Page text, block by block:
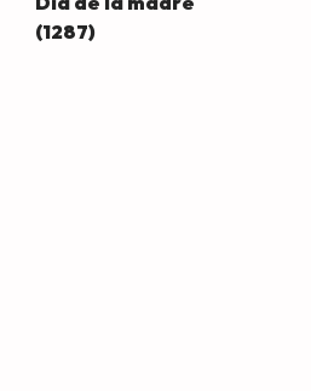
(1287)